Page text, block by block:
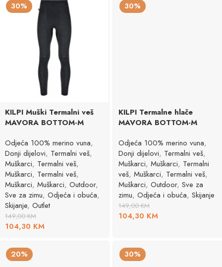
30%
KILPI Muški Termalni veš
MAVORA BOTTOM-M
Odjeća 100% merino vuna,
Donji dijelovi, Termalni veš,
Muškarci, Termalni veš,
Muškarci, Termalni veš,
Muškarci, Muškarci, Outdoor,
Sve za zimu, Odjeća i obuća,
Skijanje, Outlet
149,00KM
104,30 KM
30%
KILPI Termalne hlače
MAVORA BOTTOM-M
Odjeća 100% merino vuna,
Donji dijelovi, Termalni veš,
Muškarci, Muškarci, Termalni
veš, Muškarci, Termalni veš,
Muškarci, Outdoor, Sve za
zimu, Odjeća i obuća, Skijanje
149,00KM
104,30 KM
20% 30%